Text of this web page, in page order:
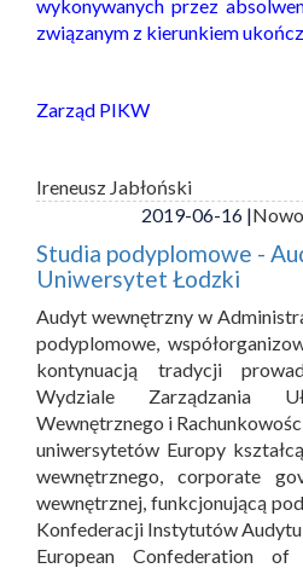
wykonywanych przez
związanym z kierunkiem
Zarząd PIKW
Ireneusz Jabłoński
2019-06-16 |
Studia podyplomowe -
Uniwersytet Łodzki
Audyt wewnętrzny w
podyplomowe,
kontynuacją tradycji
Wydziale Zarządzania
Wewnętrznego i
uniwersytetów Europy
wewnętrznego, corporate
wewnętrznej, funkcjonującą
Konfederacji Instytutów
European Confederation